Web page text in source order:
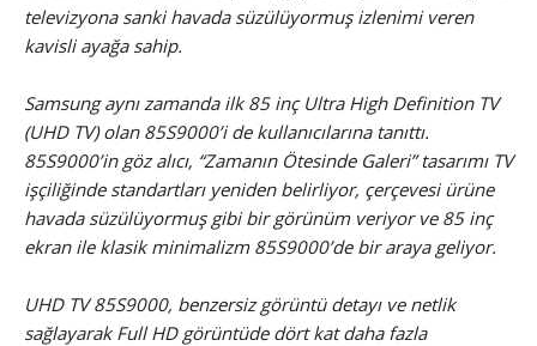
televizyona sanki havada süzülüyormuş izlenimi veren
kavisli ayağa sahip.
Samsung aynı zamanda ilk 85 inç Ultra High Definition TV
(UHD TV) olan 85S9000’i de kullanıcılarına tanıttı.
85S9000’in göz alıcı, “Zamanın Ötesinde Galeri” tasarımı TV
işçiliğinde standartları yeniden belirliyor, çerçevesi ürüne
havada süzülüyormuş gibi bir görünüm veriyor ve 85 inç
ekran ile klasik minimalizm 85S9000’de bir araya geliyor.
UHD TV 85S9000, benzersiz görüntü detayı ve netlik
sağlayarak Full HD görüntüde dört kat daha fazla